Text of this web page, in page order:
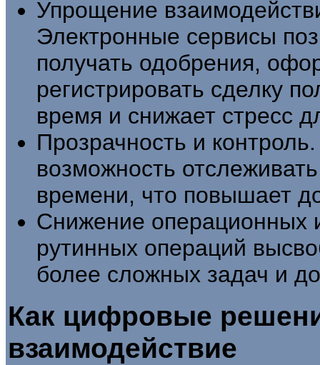
Упрощение
Электронные сервисы
получать одобрения,
регистрировать сделку
время и снижает стресс
Прозрачность и
возможность
времени, что повышает
Снижение операционных
рутинных операций
более сложных задач и
Как цифровые
взаимодействие